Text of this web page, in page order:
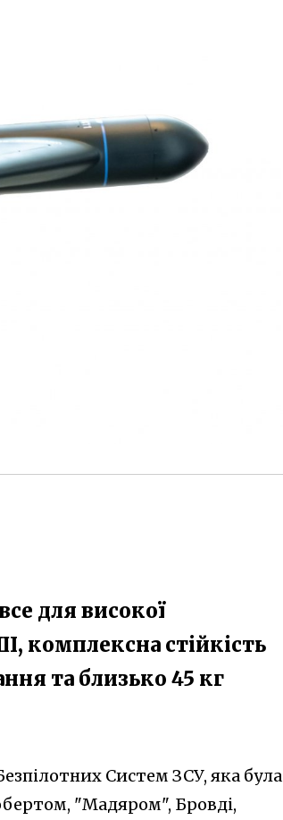
для високої
комплексна стійкість
та близько 45 кг
Систем ЗСУ, яка була
"Мадяром", Бровді,